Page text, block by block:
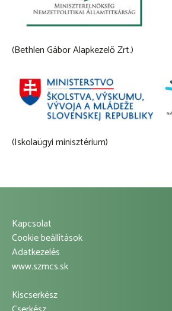
(Bethlen Gábor Alapkezelő Zrt.)
(Iskolaügyi minisztérium)
Footer
Left
Kapcsolat
Cookie beállítások
Adatkezelés
www.szmcs.sk
Kiscserkész